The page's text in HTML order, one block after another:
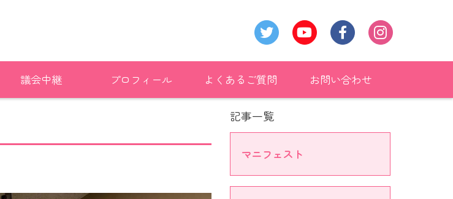
議会中継 プロフィール よくあるご質問 お問い合わせ
記事一覧
マニフェスト